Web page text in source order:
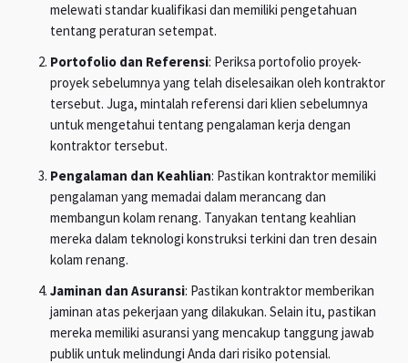
melewati standar kualifikasi dan memiliki pengetahuan
tentang peraturan setempat.
Portofolio dan Referensi: Periksa portofolio proyek-
proyek sebelumnya yang telah diselesaikan oleh kontraktor
tersebut. Juga, mintalah referensi dari klien sebelumnya
untuk mengetahui tentang pengalaman kerja dengan
kontraktor tersebut.
Pengalaman dan Keahlian: Pastikan kontraktor memiliki
pengalaman yang memadai dalam merancang dan
membangun kolam renang. Tanyakan tentang keahlian
mereka dalam teknologi konstruksi terkini dan tren desain
kolam renang.
Jaminan dan Asuransi: Pastikan kontraktor memberikan
jaminan atas pekerjaan yang dilakukan. Selain itu, pastikan
mereka memiliki asuransi yang mencakup tanggung jawab
publik untuk melindungi Anda dari risiko potensial.